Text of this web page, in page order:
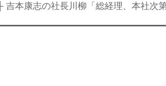
├ 吉本康志の社長川柳「総経理、本社次